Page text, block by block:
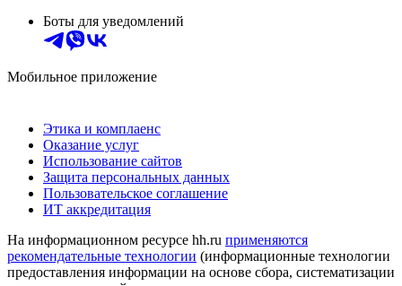
Боты для уведомлений
Мобильное приложение
Этика и комплаенс
Оказание услуг
Использование сайтов
Защита персональных данных
Пользовательское соглашение
ИТ аккредитация
На информационном ресурсе hh.ru применяются
рекомендательные технологии (информационные технологии
предоставления информации на основе сбора, систематизации